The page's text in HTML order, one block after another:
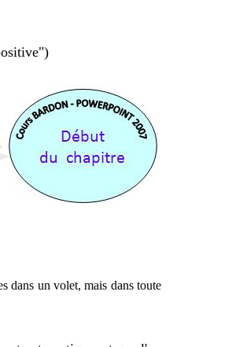
dans un volet, mais dans toute